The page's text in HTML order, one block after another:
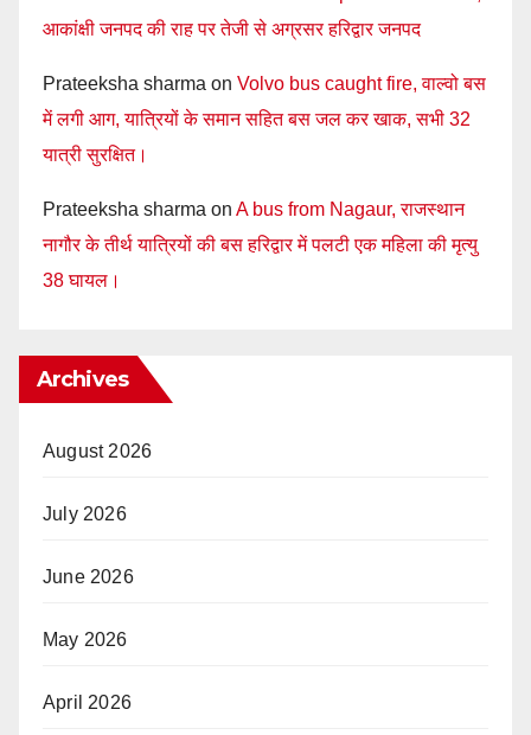
आकांक्षी जनपद की राह पर तेजी से अग्रसर हरिद्वार जनपद
Prateeksha sharma on Volvo bus caught fire, वाल्वो बस
में लगी आग, यात्रियों के समान सहित बस जल कर खाक, सभी 32
यात्री सुरक्षित।
Prateeksha sharma on A bus from Nagaur, राजस्थान
नागौर के तीर्थ यात्रियों की बस हरिद्वार में पलटी एक महिला की मृत्यु
38 घायल।
Archives
August 2026
July 2026
June 2026
May 2026
April 2026